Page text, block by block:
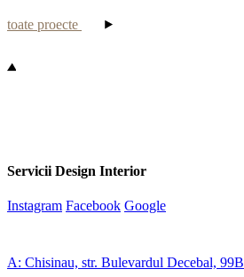
toate proecte
Servicii Design Interior
Instagram Facebook Google
A: Chisinau, str. Bulevardul Decebal, 99B